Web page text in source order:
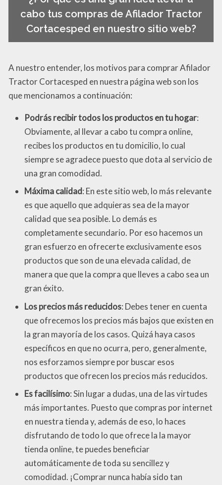
cabo tus compras de Afilador Tractor
Cortacesped en nuestro sitio web?
A nuestro entender, los motivos para comprar Afilador
Tractor Cortacesped en nuestra página web son los
que mencionamos a continuación:
Podrás recibir todos los productos en tu hogar:
Obviamente, al llevar a cabo tu compra online,
recibes los productos en tu domicilio, lo cual
siempre se agradece puesto que dota al servicio de
una gran comodidad.
Máxima calidad: En este sitio web, lo más relevante
es que aquello que adquieras sea de la mayor
calidad que sea posible. Lo demás es
completamente secundario. Por eso hacemos un
gran esfuerzo en ofrecerte exclusivamente esos
productos que son de una elevada calidad, de
manera que que la compra que lleves a cabo sea un
gran éxito.
Los precios más reducidos: Debes tener en cuenta
que ofrecemos los precios más bajos que existen en
la gran mayoría de los casos. Quizá haya casos
específicos en que no ocurra, pero, generalmente,
nos esforzamos siempre por buscar esos
productos que ofrecen los precios más reducidos.
Es facilísimo: Sin lugar a dudas, una de las virtudes
más importantes. Puesto que compras por internet
en nuestra tienda y, además de eso, lo haces
disfrutando de todo lo que ofrece la la mayor
tienda online, te puedes beneficiar
automáticamente de toda su sencillez y
comodidad. ¡Comprar nunca había sido tan